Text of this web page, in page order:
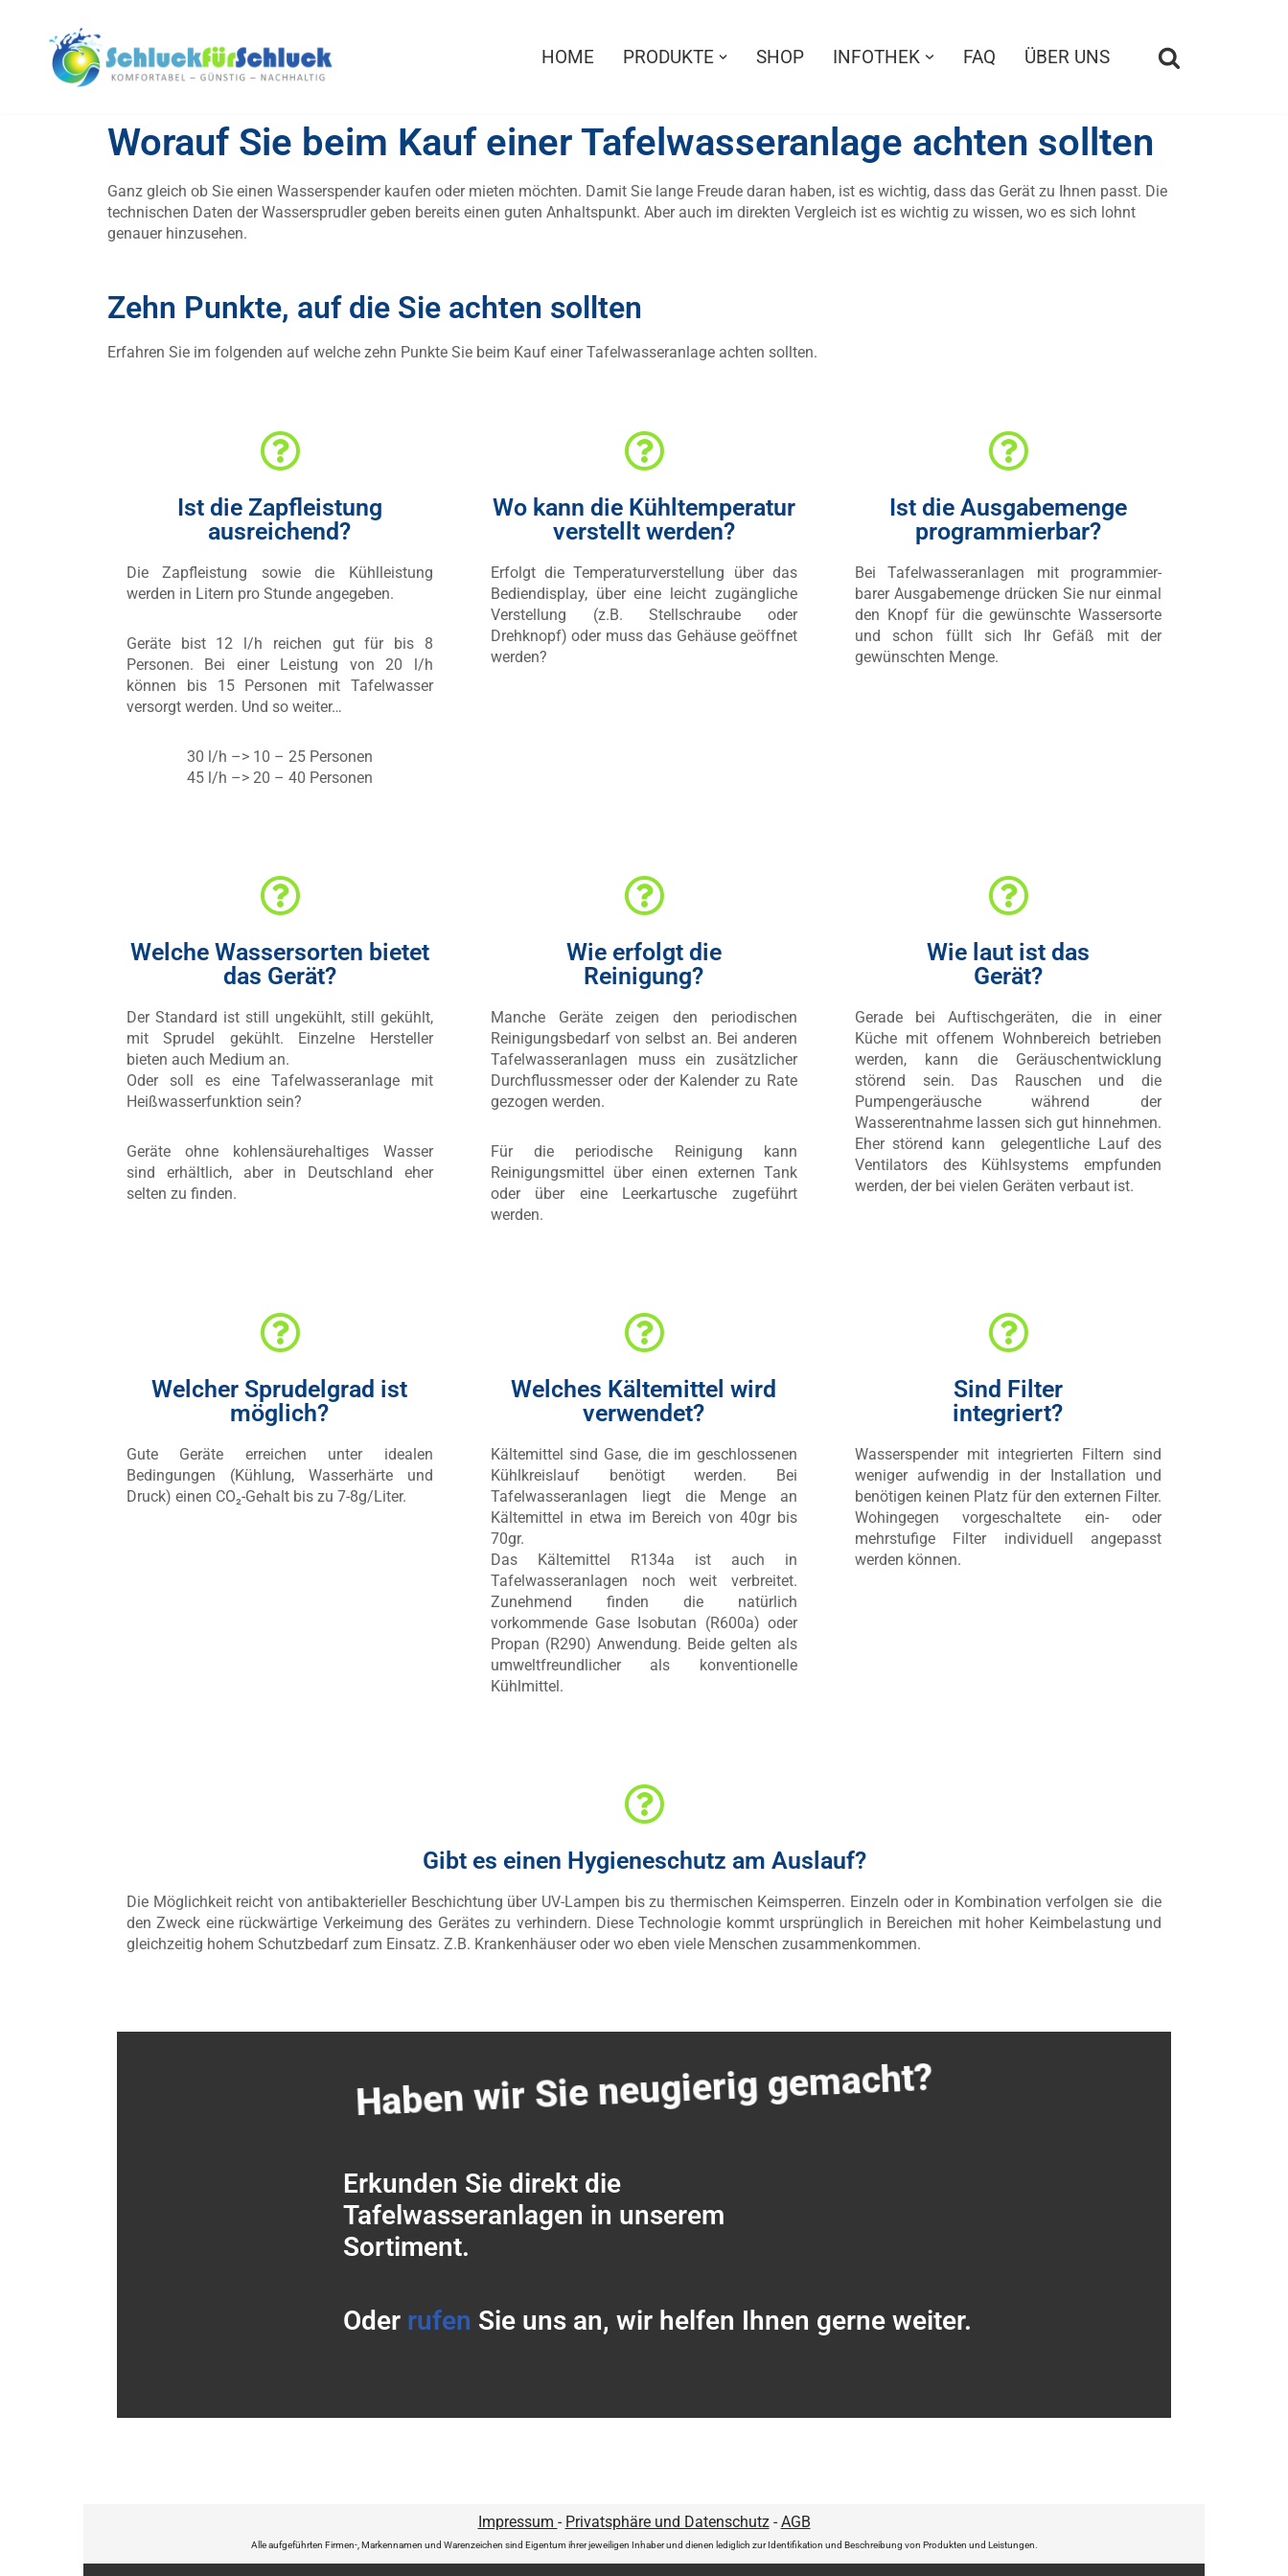
Inhalt
HOME PRODUKTE SHOP INFOTHEK FAQ ÜBER UNS
Worauf Sie beim Kauf einer Tafelwasseranlage achten sollten
Ganz gleich ob Sie einen Wasserspender kaufen oder mieten möchten. Damit Sie lange Freude daran haben, ist es wichtig, dass das Gerät zu Ihnen passt. Die
technischen Daten der Wassersprudler geben bereits einen guten Anhaltspunkt. Aber auch im direkten Vergleich ist es wichtig zu wissen, wo es sich lohnt
genauer hinzusehen.
Zehn Punkte, auf die Sie achten sollten
Erfahren Sie im folgenden auf welche zehn Punkte Sie beim Kauf einer Tafelwasseranlage achten sollten.
Ist die Zapfleistung
ausreichend?
Die Zapfleistung sowie die Kühlleistung
werden in Litern pro Stunde angegeben.
Geräte bist 12 l/h reichen gut für bis 8
Personen. Bei einer Leistung von 20 l/h
können bis 15 Personen mit Tafelwasser
versorgt werden. Und so weiter…
30 l/h –> 10 – 25 Personen
45 l/h –> 20 – 40 Personen
Wo kann die Kühltemperatur
verstellt werden?
Erfolgt die Temperaturverstellung über das
Bediendisplay, über eine leicht zugängliche
Verstellung (z.B. Stellschraube oder
Drehknopf) oder muss das Gehäuse geöffnet
werden?
Ist die Ausgabemenge
programmierbar?
Bei Tafelwasseranlagen mit programmier-
barer Ausgabemenge drücken Sie nur einmal
den Knopf für die gewünschte Wassersorte
und schon füllt sich Ihr Gefäß mit der
gewünschten Menge.
Welche Wassersorten bietet
das Gerät?
Der Standard ist still ungekühlt, still gekühlt,
mit Sprudel gekühlt. Einzelne Hersteller
bieten auch Medium an.
Oder soll es eine Tafelwasseranlage mit
Heißwasserfunktion sein?
Geräte ohne kohlensäurehaltiges Wasser
sind erhältlich, aber in Deutschland eher
selten zu finden.
Wie erfolgt die
Reinigung?
Manche Geräte zeigen den periodischen
Reinigungsbedarf von selbst an. Bei anderen
Tafelwasseranlagen muss ein zusätzlicher
Durchflussmesser oder der Kalender zu Rate
gezogen werden.
Für die periodische Reinigung kann
Reinigungsmittel über einen externen Tank
oder über eine Leerkartusche zugeführt
werden.
Wie laut ist das
Gerät?
Gerade bei Auftischgeräten, die in einer
Küche mit offenem Wohnbereich betrieben
werden, kann die Geräuschentwicklung
störend sein. Das Rauschen und die
Pumpengeräusche während der
Wasserentnahme lassen sich gut hinnehmen.
Eher störend kann gelegentliche Lauf des
Ventilators des Kühlsystems empfunden
werden, der bei vielen Geräten verbaut ist.
Welcher Sprudelgrad ist
möglich?
Gute Geräte erreichen unter idealen
Bedingungen (Kühlung, Wasserhärte und
Druck) einen CO₂-Gehalt bis zu 7-8g/Liter.
Welches Kältemittel wird
verwendet?
Kältemittel sind Gase, die im geschlossenen
Kühlkreislauf benötigt werden. Bei
Tafelwasseranlagen liegt die Menge an
Kältemittel in etwa im Bereich von 40gr bis
70gr.
Das Kältemittel R134a ist auch in
Tafelwasseranlagen noch weit verbreitet.
Zunehmend finden die natürlich
vorkommende Gase Isobutan (R600a) oder
Propan (R290) Anwendung. Beide gelten als
umweltfreundlicher als konventionelle
Kühlmittel.
Sind Filter
integriert?
Wasserspender mit integrierten Filtern sind
weniger aufwendig in der Installation und
benötigen keinen Platz für den externen Filter.
Wohingegen vorgeschaltete ein- oder
mehrstufige Filter individuell angepasst
werden können.
Gibt es einen Hygieneschutz am Auslauf?
Die Möglichkeit reicht von antibakterieller Beschichtung über UV-Lampen bis zu thermischen Keimsperren. Einzeln oder in Kombination verfolgen sie die
den Zweck eine rückwärtige Verkeimung des Gerätes zu verhindern. Diese Technologie kommt ursprünglich in Bereichen mit hoher Keimbelastung und
gleichzeitig hohem Schutzbedarf zum Einsatz. Z.B. Krankenhäuser oder wo eben viele Menschen zusammenkommen.
Haben wir Sie neugierig gemacht?
Erkunden Sie direkt die
Tafelwasseranlagen in unserem
Sortiment.
Oder rufen Sie uns an, wir helfen Ihnen gerne weiter.
Impressum - Privatsphäre und Datenschutz- AGB
Alle aufgeführten Firmen-, Markennamen und Warenzeichen sind Eigentum ihrer jeweiligen Inhaber und dienen lediglich zur Identifikation und Beschreibung von Produkten und Leistungen.